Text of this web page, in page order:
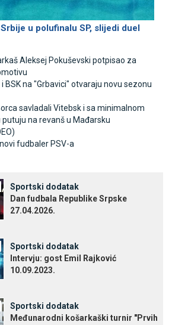
u polufinalu SP, slijedi duel
Aleksej Pokuševski potpisao za
BSK na "Grbavici" otvaraju novu sezonu
savladali Vitebsk i sa minimalnom
na revanš u Mađarsku
fudbaler PSV-a
Sportski dodatak
Dan fudbala Republike Srpske
27.04.2026.
Sportski dodatak
Intervju: gost Emil Rajković
10.09.2023.
Sportski dodatak
Međunarodni košarkaški turnir "Prvih